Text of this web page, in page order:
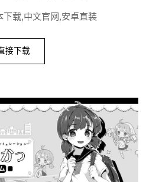
下载,中文官网,安卓直装
接下载